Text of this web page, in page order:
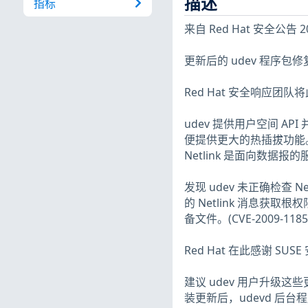
指标
来自 Red Hat 安全公告
更新后的 udev 程序包
Red Hat 安全响应团队
udev 提供用户空间 API
便提供更大的热插拔功能
Netlink 是面向数据报的
发现 udev 未正确检查
的 Netlink 消息获取根权
备文件。(CVE-2009-
Red Hat 在此感谢
建议 udev 用户升级这
装更新后，udevd 后台